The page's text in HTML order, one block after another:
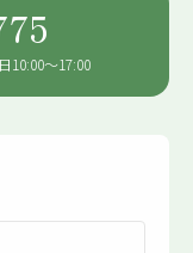
10:00〜17:00